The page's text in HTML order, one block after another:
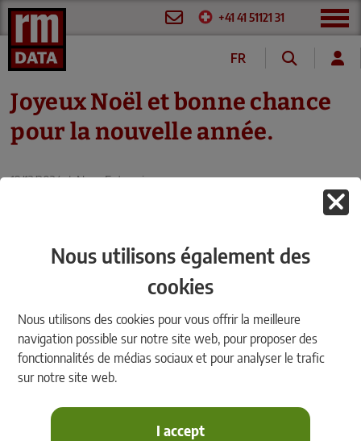
Nous utilisons également des
cookies
Nous utilisons des cookies pour vous offrir la meilleure
navigation possible sur notre site web, pour proposer des
fonctionnalités de médias sociaux et pour analyser le trafic
sur notre site web.
I accept
+41 41 51121 31
FR
Joyeux Noël et bonne chance
pour la nouvelle année.
19/12/2024 | NewsEntreprise
Les collaborateurs du groupe rmDATA vous souhaitent un joyeux Noël et
beaucoup de succès pour la nouvelle année.